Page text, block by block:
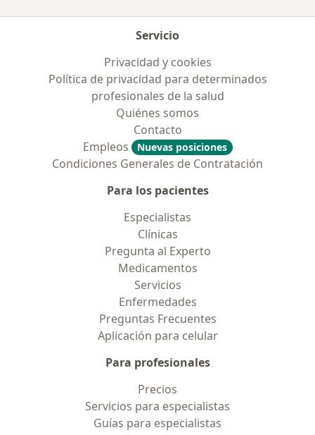
Servicio
Privacidad y cookies
Política de privacidad para determinados
profesionales de la salud
Quiénes somos
Contacto
Empleos
Nuevas posiciones
Condiciones Generales de Contratación
Para los pacientes
Especialistas
Clínicas
Pregunta al Experto
Medicamentos
Servicios
Enfermedades
Preguntas Frecuentes
Aplicación para celular
Para profesionales
Precios
Servicios para especialistas
Guías para especialistas